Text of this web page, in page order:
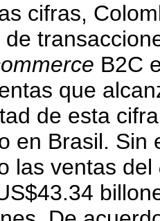
cifras,
B2C
que
de esta
en Brasil.
las ventas del